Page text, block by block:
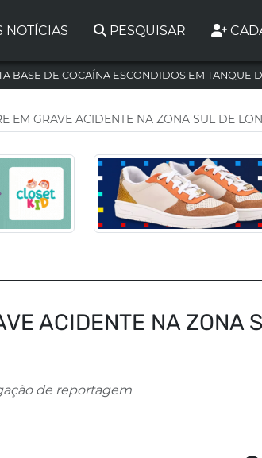
NOTÍCIAS PESQUISAR
BASE DE COCAÍNA ESCONDIDOS EM TANQUE
EM GRAVE ACIDENTE NA ZONA SUL DE
ACIDENTE NA ZONA
de reportagem